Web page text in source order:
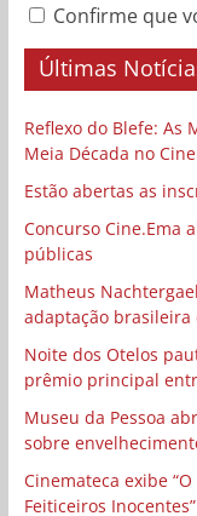
Confirme que
Últimas
Reflexo do Blefe: As
Meia Década no
Estão abertas as
Concurso Cine.Ema
públicas
Matheus
adaptação
Noite dos Otelos
prêmio principal
Museu da Pessoa
sobre
Cinemateca exibe
Feiticeiros